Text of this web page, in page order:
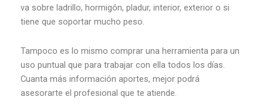
va sobre ladrillo, hormigón, pladur, interior, exterior o si
tiene que soportar mucho peso.
Tampoco es lo mismo comprar una herramienta para un
uso puntual que para trabajar con ella todos los días.
Cuanta más información aportes, mejor podrá
asesorarte el profesional que te atiende.